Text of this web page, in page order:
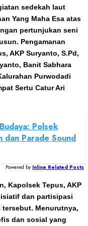
sedekah laut
Yang Maha Esa atas
pertunjukan seni
Pengamanan
AKP Suryanto, S.Pd,
Banit Sabhara
Purwodadi
Sertu Catur Ari
Polsek
dan Parade Sound
Powered by Inline Related Posts
Kapolsek Tepus, AKP
dan partisipasi
Menurutnya,
dan sosial yang